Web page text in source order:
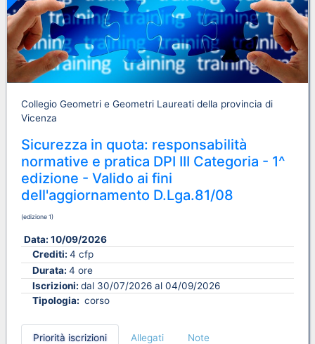
Collegio Geometri e Geometri Laureati della provincia di
Vicenza
Sicurezza in quota: responsabilità
normative e pratica DPI III Categoria - 1^
edizione - Valido ai fini
dell'aggiornamento D.Lga.81/08
(edizione 1)
Data: 10/09/2026
Crediti: 4 cfp
Durata: 4 ore
Iscrizioni: dal 30/07/2026 al 04/09/2026
Tipologia: corso
Priorità iscrizioni Allegati
Note